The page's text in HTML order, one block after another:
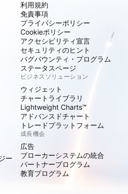
ー
利用規約
免責事項
プライバシーポリシー
Cookieポリシー
アクセシビリティ宣言
セキュリティのヒント
バグバウンティ・プログラム
ステータスページ
ビジネスソリューション
ウィジェット
チャートライブラリ
Lightweight Charts™
アドバンスドチャート
トレードプラットフォーム
成長機会
広告
ブローカーシステムの統合
パートナープログラム
教育プログラム